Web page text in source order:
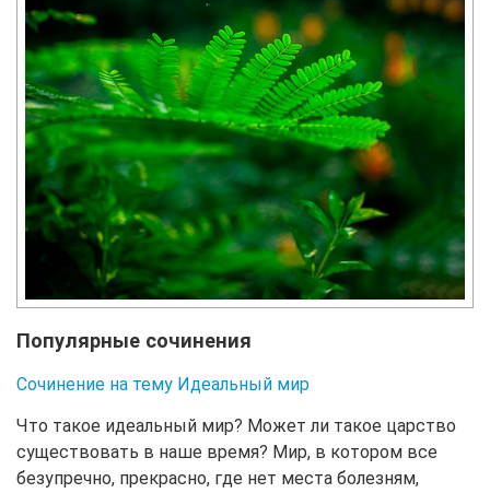
Популярные сочинения
Сочинение на тему Идеальный мир
Что такое идеальный мир? Может ли такое царство
существовать в наше время? Мир, в котором все
безупречно, прекрасно, где нет места болезням,